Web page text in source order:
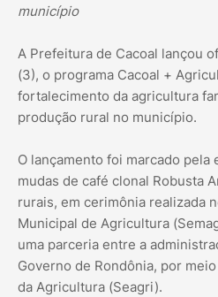
município
A Prefeitura de Cacoal lançou
(3), o programa Cacoal +
fortalecimento da agricultura
produção rural no município.
O lançamento foi marcado pela
mudas de café clonal Robusta
rurais, em cerimônia realizada
Municipal de Agricultura
uma parceria entre a
Governo de Rondônia, por
da Agricultura (Seagri).